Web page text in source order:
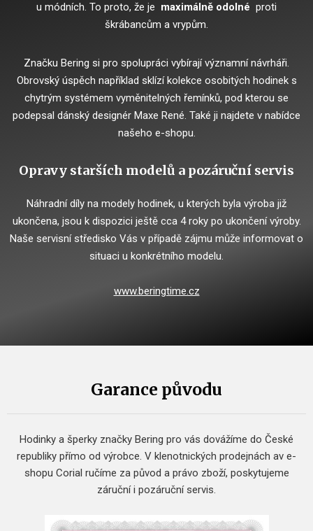
u módních. To proto, že je maximálně odolné proti
škrábancům a vrypům.
Značku Bering si pro spolupráci vybírají významní návrháři.
Obrovský úspěch například sklízí kolekce osobitých hodinek s
chytrým systémem vyměnitelných řemínků, pod kterou se
podepsal dánský designér Maxe René. Také ji najdete v nabídce
našeho e-shopu.
Opravy starších modelů a pozáruční servis
Náhradní díly na modely hodinek, u kterých byla výroba již
ukončena, jsou k dispozici ještě cca 4 roky po ukončení výroby.
Naše servisní středisko Vás v případě zájmu může informovat o
situaci u konkrétního modelu.
www.beringtime.cz
Garance původu
Hodinky a šperky značky Bering pro vás dovážíme do České
republiky přímo od výrobce. V klenotnických prodejnách av e-
shopu Corial ručíme za původ a právo zboží, poskytujeme
záruční i pozáruční servis.